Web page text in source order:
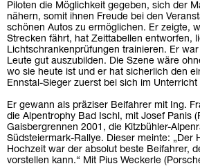
Piloten die Möglichkeit gegeben, sich der
nähern, somit ihnen Freude bei den
schönen Autos zu ermöglichen. Er zeigte,
Strecken fährt, hat Zeittabellen entworfen,
Lichtschrankenprüfungen trainieren. Er
Leute gut auszubilden. Die Szene wäre
wo sie heute ist und er hat sicherlich den
Ennstal-Sieger zuerst bei sich im Unterricht
Er gewann als präziser Beifahrer mit Ing.
die Alpentrophy Bad Ischl, mit Josef Panis
Gaisbergrennen 2001, die Kitzbühler-
Südsteiermark-Rallye. Dieser meinte: „Der
Hochzeit war der absolut beste Beifahrer,
vorstellen kann.“ Mit Pius Weckerle